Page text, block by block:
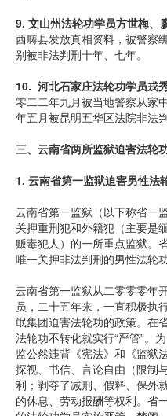
9. 文山州法轮功学员方世梅、
西畴县发放真相资料，被警察
别被非法判刑十年、七年。
10. 河北石家庄法轮功学员戎
零二二年九月被当地警察从家
年五月被昆明五华区法院非法
三、云南省两所监狱迫害法轮
1. 云南省第一监狱迫害男性法
云南省第一监狱（以下称省一
关押重刑犯和外籍犯（主要是
贩毒犯人）的一所重点监狱。
唯一关押非法判刑的男性法轮
云南省第一监狱从二零零零年
员，二十五年来，一直积极执
氓集团迫害法轮功的政策。在
法轮功不转化就实行“严管”。
监公然违背《宪法》和《监狱
探视、书信、言论自由（限制
利；剥夺了减刑、假释、保外
的休息、劳动报酬等权利。省